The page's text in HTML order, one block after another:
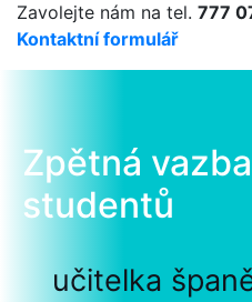
Zavolejte nám na tel. 777
Kontaktní formulář
Zpětná
studentů
učitelka